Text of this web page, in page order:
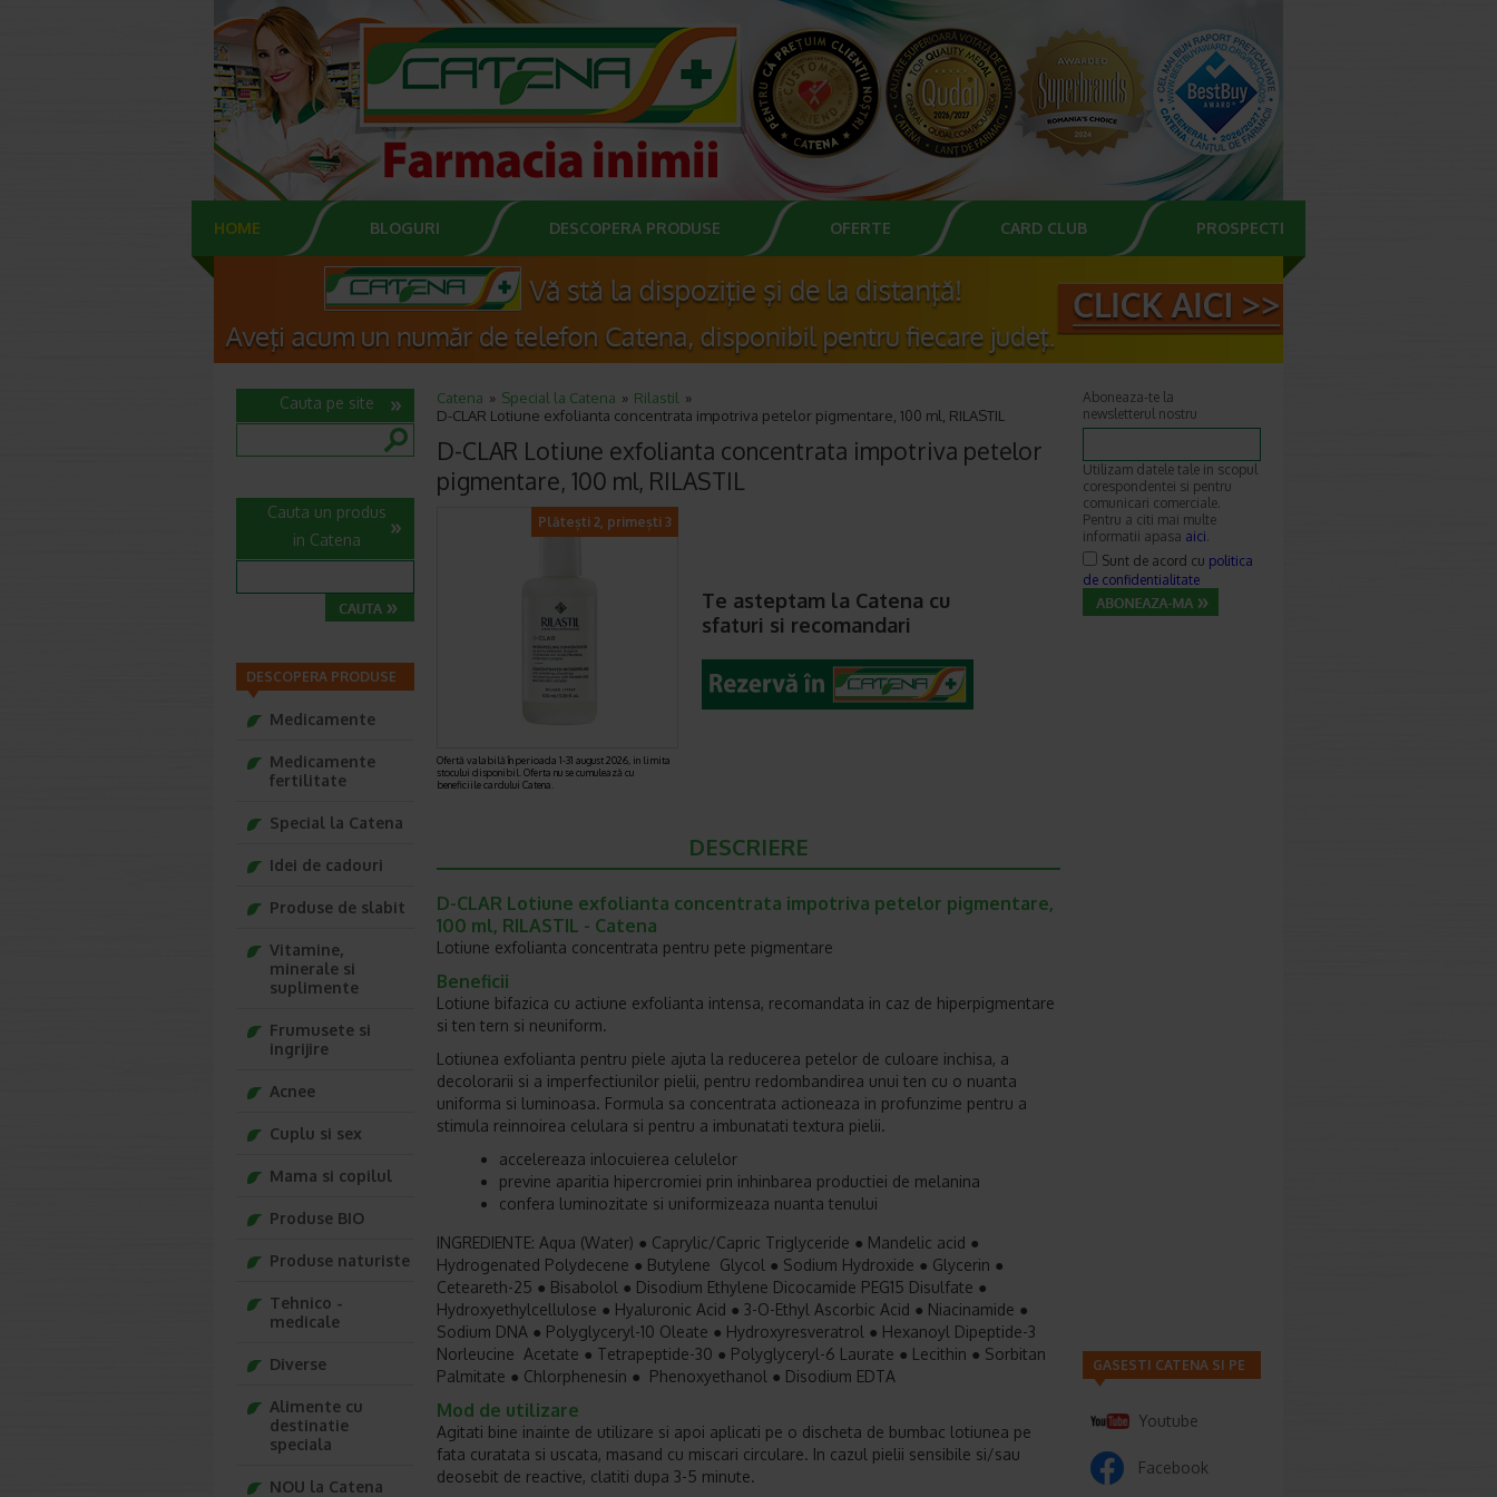
HOME BLOGURI DESCOPERA PRODUSE OFERTE CARD CLUB PROSPECTE
Catena Special la Catena
Rilastil
D-CLAR Lotiune exfolianta concentrata impotriva petelor pigmentare, 100 ml, RILASTIL
D-CLAR Lotiune exfolianta concentrata impotriva petelor
pigmentare, 100 ml, RILASTIL
Plătești 2, primești 3
Ofertă valabilă în perioada 1-31 august 2026, in limita
stocului disponibil. Oferta nu se cumulează cu
beneficiile cardului Catena.
Te asteptam la Catena cu
sfaturi si recomandari
DESCRIERE
D-CLAR Lotiune exfolianta concentrata impotriva petelor pigmentare,
100 ml, RILASTIL - Catena
Lotiune exfolianta concentrata pentru pete pigmentare
Beneficii
Lotiune bifazica cu actiune exfolianta intensa, recomandata in caz de hiperpigmentare
si ten tern si neuniform.
Lotiunea exfolianta pentru piele ajuta la reducerea petelor de culoare inchisa, a
decolorarii si a imperfectiunilor pielii, pentru redombandirea unui ten cu o nuanta
uniforma si luminoasa. Formula sa concentrata actioneaza in profunzime pentru a
stimula reinnoirea celulara si pentru a imbunatati textura pielii.
accelereaza inlocuierea celulelor
previne aparitia hipercromiei prin inhinbarea productiei de melanina
confera luminozitate si uniformizeaza nuanta tenului
INGREDIENTE: Aqua (Water) ● Caprylic/Capric Triglyceride ● Mandelic acid ●
Hydrogenated Polydecene ● Butylene Glycol ● Sodium Hydroxide ● Glycerin ●
Ceteareth-25 ● Bisabolol ● Disodium Ethylene Dicocamide PEG15 Disulfate ●
Hydroxyethylcellulose ● Hyaluronic Acid ● 3-O-Ethyl Ascorbic Acid ● Niacinamide ●
Sodium DNA ● Polyglyceryl-10 Oleate ● Hydroxyresveratrol ● Hexanoyl Dipeptide-3
Norleucine Acetate ● Tetrapeptide-30 ● Polyglyceryl-6 Laurate ● Lecithin ● Sorbitan
Palmitate ● Chlorphenesin ● Phenoxyethanol ● Disodium EDTA
Mod de utilizare
Agitati bine inainte de utilizare si apoi aplicati pe o discheta de bumbac lotiunea pe
fata curatata si uscata, masand cu miscari circulare. In cazul pielii sensibile si/sau
deosebit de reactive, clatiti dupa 3-5 minute.
Cauta pe site
Cauta un produs
in Catena
DESCOPERA PRODUSE
Medicamente
Medicamente
fertilitate
Special la Catena
Idei de cadouri
Produse de slabit
Vitamine,
minerale si
suplimente
Frumusete si
ingrijire
Acnee
Cuplu si sex
Mama si copilul
Produse BIO
Produse naturiste
Tehnico -
medicale
Diverse
Alimente cu
destinatie
speciala
NOU la Catena
Aboneaza-te la
newsletterul nostru
Utilizam datele tale in scopul
corespondentei si pentru
comunicari comerciale.
Pentru a citi mai multe
informatii apasa aici.
Sunt de acord cu politica
de confidentialitate
GASESTI CATENA SI PE
Youtube
Facebook